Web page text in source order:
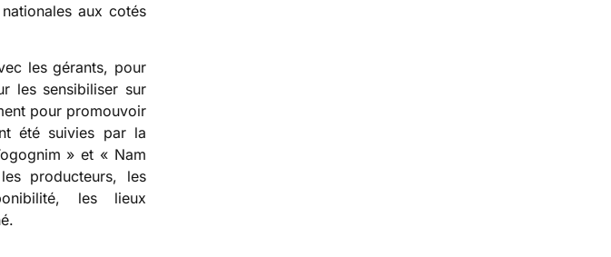
aux cotés
les gérants, pour
les sensibiliser sur
pour promouvoir
été suivies par la
» et « Nam
producteurs, les
les lieux